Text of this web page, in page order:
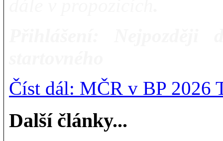
Číst dál: MČR v BP 2026
Další články...